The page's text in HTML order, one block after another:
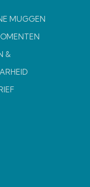
MUGGEN
&